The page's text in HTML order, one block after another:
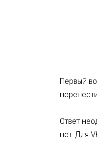
Первый
Ответ
нет. Для